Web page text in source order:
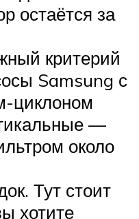
остаётся за
критерий
Samsung с
циклоном
—
около
Тут стоит
хотите